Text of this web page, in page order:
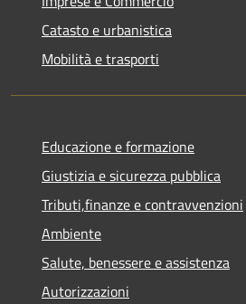
Catasto e urbanistica
Mobilità e trasporti
Educazione e formazione
Giustizia e sicurezza pubblica
Tributi,finanze e contravvenzioni
Ambiente
Salute, benessere e assistenza
Autorizzazioni